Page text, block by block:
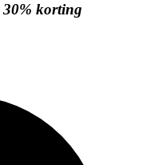
30% korting